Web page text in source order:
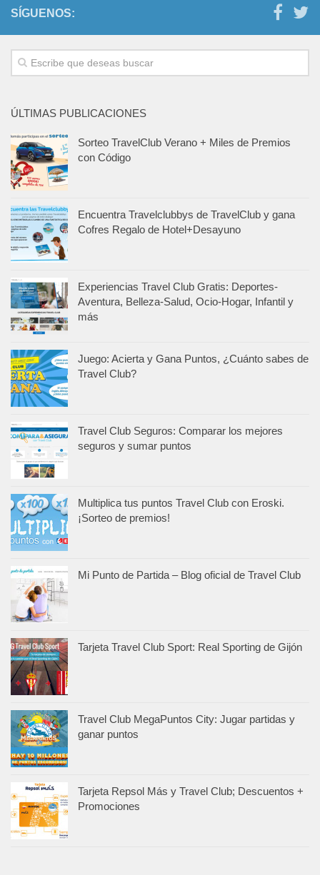
SÍGUENOS:
ÚLTIMAS PUBLICACIONES
Sorteo TravelClub Verano + Miles de Premios
con Código
Encuentra Travelclubbys de TravelClub y gana
Cofres Regalo de Hotel+Desayuno
Experiencias Travel Club Gratis: Deportes-
Aventura, Belleza-Salud, Ocio-Hogar, Infantil y
más
Juego: Acierta y Gana Puntos, ¿Cuánto sabes de
Travel Club?
Travel Club Seguros: Comparar los mejores
seguros y sumar puntos
Multiplica tus puntos Travel Club con Eroski.
¡Sorteo de premios!
Mi Punto de Partida – Blog oficial de Travel Club
Tarjeta Travel Club Sport: Real Sporting de Gijón
Travel Club MegaPuntos City: Jugar partidas y
ganar puntos
Tarjeta Repsol Más y Travel Club; Descuentos +
Promociones